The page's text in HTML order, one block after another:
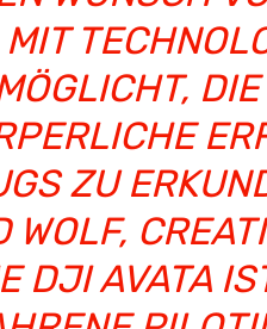
MIT
ZU
AVATA IST